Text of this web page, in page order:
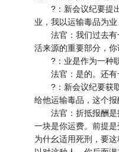
?：新会议纪要提出
业，我以运输毒品为
法官：我们过去有
活来源的重要部分，你
?：业是作为一种
法官：是的。还有
?：新会议纪要获取
给他运输毒品，这个
法官：折抵报酬是
一块是你运费。前提
为什幺适用死刑，要